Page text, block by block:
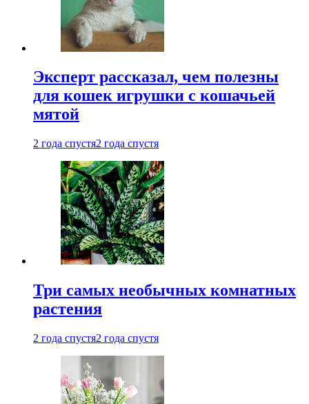
Эксперт рассказал, чем полезны
для кошек игрушки с кошачьей
мятой
2 года спустя2 года спустя
Три самых необычных комнатных
растения
2 года спустя2 года спустя